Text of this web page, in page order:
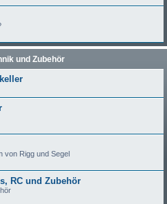
und Zubehör
von Rigg und Segel
RC und Zubehör